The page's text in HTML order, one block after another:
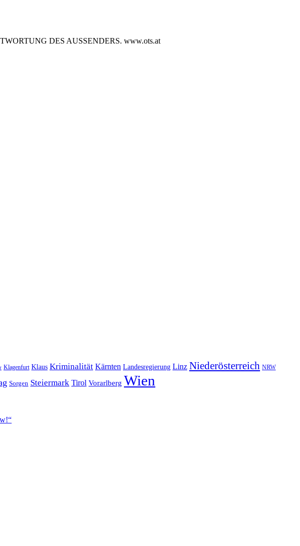
DES AUSSENDERS. www.ots.at
Klagenfurt Klaus Kriminalität Kärnten Landesregierung Linz Niederösterreich NRW
Sorgen Steiermark Tirol Vorarlberg Wien